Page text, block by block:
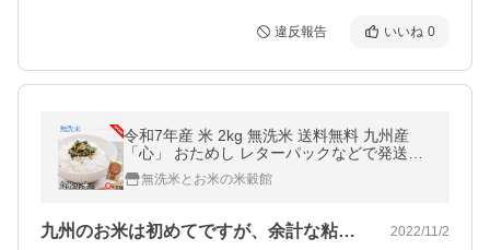
違反報告 いいね 0
令和7年産 米 2kg 無洗米 送料無料 九州産
「心」 おためし レターパックなどで発送し
ます無洗米とお米の米穀館
九州のお米は初めてですが、余計な粘りが… 2022/11/2